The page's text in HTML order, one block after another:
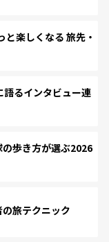
楽しくなる 旅先・
るインタビュー連
歩き方が選ぶ2026
旅テクニック